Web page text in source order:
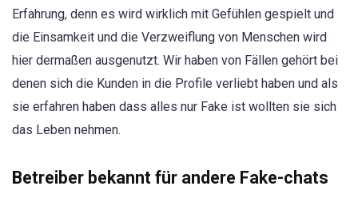
Erfahrung, denn es wird wirklich mit Gefühlen gespielt und
die Einsamkeit und die Verzweiflung von Menschen wird
hier dermaßen ausgenutzt. Wir haben von Fällen gehört bei
denen sich die Kunden in die Profile verliebt haben und als
sie erfahren haben dass alles nur Fake ist wollten sie sich
das Leben nehmen.
Betreiber bekannt für andere Fake-chats